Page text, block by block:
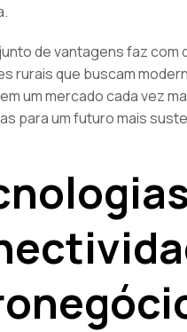
de vantagens faz com
rurais que buscam
um mercado cada vez
para um futuro mais